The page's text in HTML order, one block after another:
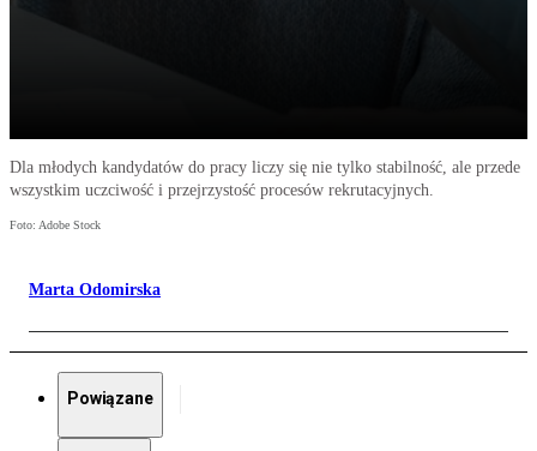
Dla młodych kandydatów do pracy liczy się nie tylko stabilność, ale przede
wszystkim uczciwość i przejrzystość procesów rekrutacyjnych.
Foto: Adobe Stock
Marta Odomirska
Powiązane